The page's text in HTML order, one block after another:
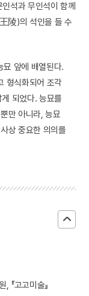
석과 무인석이 함께
陵)의 석인을 들 수
묘 앞에 배열된다.
형식화되어 조각
되었다. 능묘를
만 아니라, 능묘
상 중요한 의의를
『고고미술』